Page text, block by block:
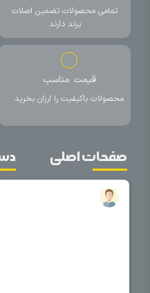
تمامی محصولات تضمین اصلات
برند دارند
قیمت مناسب
محصولات باکیفیت را ارزان بخرید
صفحات اصلی
خانه